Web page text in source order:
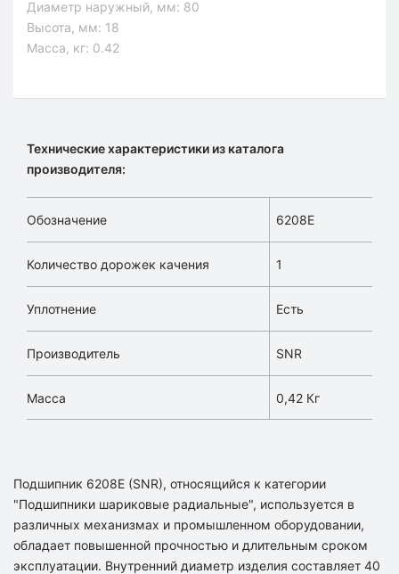
Диаметр наружный, мм: 80
Высота, мм: 18
Масса, кг: 0.42
Технические характеристики из каталога
производителя:
Обозначение 6208E
Количество дорожек качения 1
Уплотнение Есть
Производитель SNR
Масса 0,42 Кг
Подшипник 6208E (SNR), относящийся к категории
"Подшипники шариковые радиальные", используется в
различных механизмах и промышленном оборудовании,
обладает повышенной прочностью и длительным сроком
эксплуатации. Внутренний диаметр изделия составляет 40